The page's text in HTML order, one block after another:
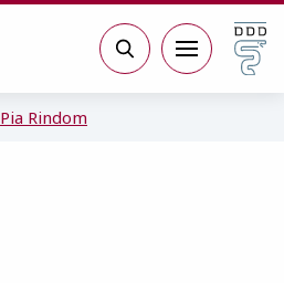
Søg
Pia Rindom